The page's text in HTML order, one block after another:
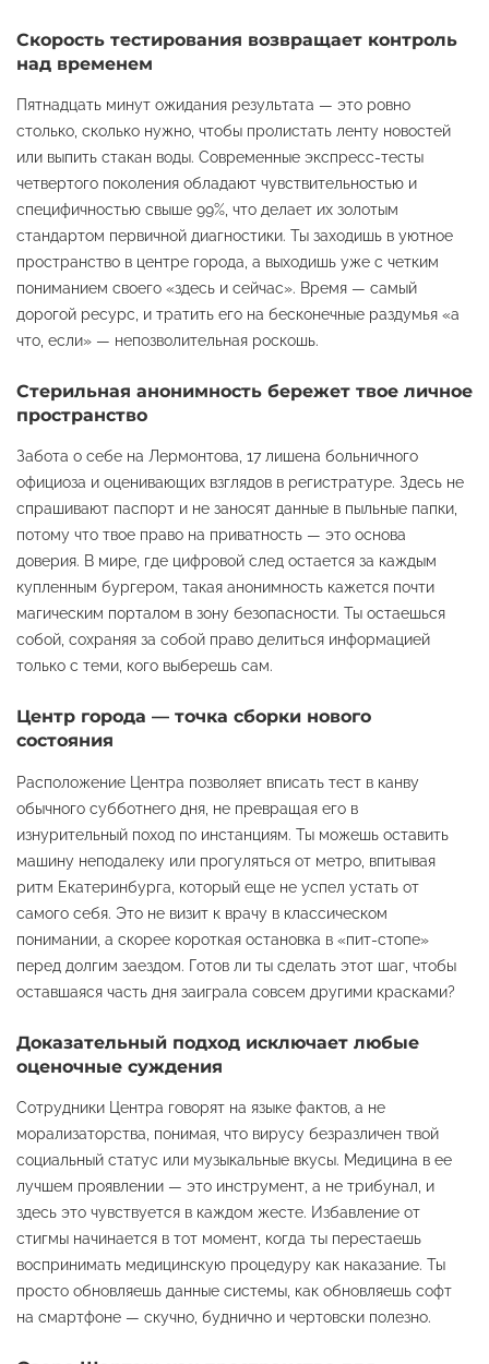
Скорость тестирования возвращает контроль
над временем
Пятнадцать минут ожидания результата — это ровно
столько, сколько нужно, чтобы пролистать ленту новостей
или выпить стакан воды. Современные экспресс-тесты
четвертого поколения обладают чувствительностью и
специфичностью свыше 99%, что делает их золотым
стандартом первичной диагностики. Ты заходишь в уютное
пространство в центре города, а выходишь уже с четким
пониманием своего «здесь и сейчас». Время — самый
дорогой ресурс, и тратить его на бесконечные раздумья «а
что, если» — непозволительная роскошь.
Стерильная анонимность бережет твое личное
пространство
Забота о себе на Лермонтова, 17 лишена больничного
официоза и оценивающих взглядов в регистратуре. Здесь не
спрашивают паспорт и не заносят данные в пыльные папки,
потому что твое право на приватность — это основа
доверия. В мире, где цифровой след остается за каждым
купленным бургером, такая анонимность кажется почти
магическим порталом в зону безопасности. Ты остаешься
собой, сохраняя за собой право делиться информацией
только с теми, кого выберешь сам.
Центр города — точка сборки нового
состояния
Расположение Центра позволяет вписать тест в канву
обычного субботнего дня, не превращая его в
изнурительный поход по инстанциям. Ты можешь оставить
машину неподалеку или прогуляться от метро, впитывая
ритм Екатеринбурга, который еще не успел устать от
самого себя. Это не визит к врачу в классическом
понимании, а скорее короткая остановка в «пит-стопе»
перед долгим заездом. Готов ли ты сделать этот шаг, чтобы
оставшаяся часть дня заиграла совсем другими красками?
Доказательный подход исключает любые
оценочные суждения
Сотрудники Центра говорят на языке фактов, а не
морализаторства, понимая, что вирусу безразличен твой
социальный статус или музыкальные вкусы. Медицина в ее
лучшем проявлении — это инструмент, а не трибунал, и
здесь это чувствуется в каждом жесте. Избавление от
стигмы начинается в тот момент, когда ты перестаешь
воспринимать медицинскую процедуру как наказание. Ты
просто обновляешь данные системы, как обновляешь софт
на смартфоне — скучно, буднично и чертовски полезно.